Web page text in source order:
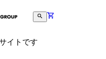
イトです